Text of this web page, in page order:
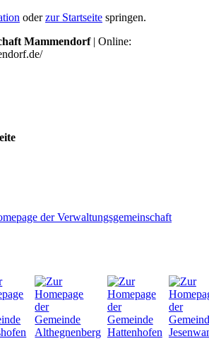
oderzur Startseite springen.
Mammendorf| Online: